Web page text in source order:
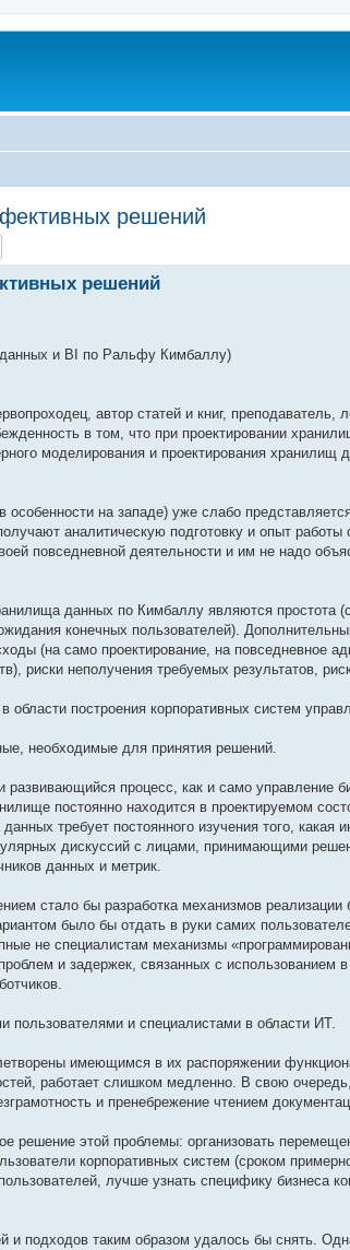
решений
решений
и BI по Ральфу Кимбаллу)
автор статей и книг, преподаватель,
в том, что при проектировании
моделирования и проектирования
на западе) уже слабо
аналитическую подготовку и опыт работы
повседневной деятельности и им не надо
данных по Кимбаллу являются простота
конечных пользователей).
(на само проектирование, на повседневное
риски неполучения требуемых результатов,
построения корпоративных систем
необходимые для принятия решений.
процесс, как и само управление
постоянно находится в проектируемом
требует постоянного изучения того, какая
дискуссий с лицами, принимающими
данных и метрик.
стало бы разработка механизмов реализации
было бы отдать в руки самих
не специалистам механизмы
и задержек, связанных с использованием
пользователями и специалистами в области ИТ.
имеющимся в их распоряжении
работает слишком медленно. В свою
и пренебрежение чтением
решение этой проблемы: организовать
корпоративных систем (сроком
лучше узнать специфику бизнеса
и подходов таким образом удалось бы снять.